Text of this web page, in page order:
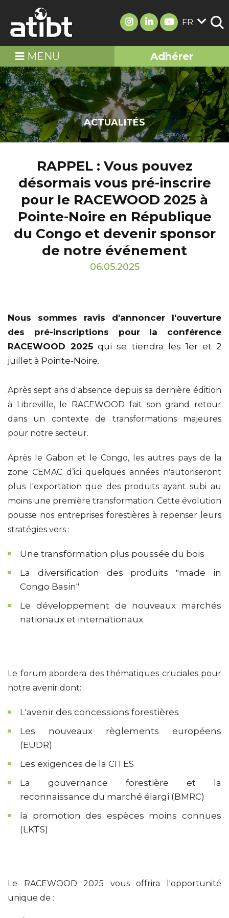
FR
MENU Adhérer
ACTUALITÉS
RAPPEL : Vous pouvez
désormais vous pré-inscrire
pour le RACEWOOD 2025 à
Pointe-Noire en République
du Congo et devenir sponsor
de notre événement
06.05.2025
Nous sommes ravis d'annoncer l'ouverture
des pré-inscriptions pour la conférence
RACEWOOD 2025 qui se tiendra les 1er et 2
juillet à Pointe-Noire.
Après sept ans d'absence depuis sa dernière édition
à Libreville, le RACEWOOD fait son grand retour
dans un contexte de transformations majeures
pour notre secteur.
Après le Gabon et le Congo, les autres pays de la
zone CEMAC d’ici quelques années n'autoriseront
plus l'exportation que des produits ayant subi au
moins une première transformation. Cette évolution
pousse nos entreprises forestières à repenser leurs
stratégies vers :
Une transformation plus poussée du bois
La diversification des produits "made in
Congo Basin"
Le développement de nouveaux marchés
nationaux et internationaux
Le forum abordera des thématiques cruciales pour
notre avenir dont:
L'avenir des concessions forestières
Les nouveaux règlements européens
(EUDR)
Les exigences de la CITES
La gouvernance forestière et la
reconnaissance du marché élargi (BMRC)
la promotion des espèces moins connues
(LKTS)
Le RACEWOOD 2025 vous offrira l'opportunité
unique de :